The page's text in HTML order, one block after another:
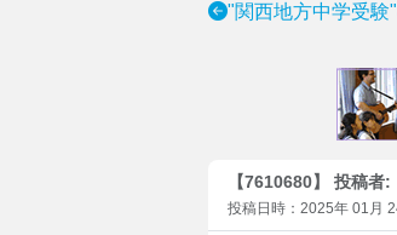
"関西地方中学受験
【7610680】 投稿者:
投稿日時：2025年 01月